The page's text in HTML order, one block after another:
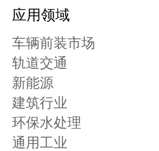
应用领域
车辆前装市场
轨道交通
新能源
建筑行业
环保水处理
通用工业